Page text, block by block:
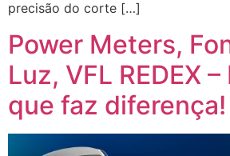
precisão do corte […]
Power Meters,
Luz, VFL REDEX
que faz diferença!